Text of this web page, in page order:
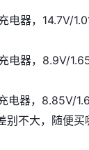
电器，14.7V/
电器，8.9V/
电器，8.85V/
别不大，随便买